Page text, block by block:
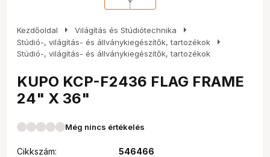
Kezdőoldal arrow_right Világítás és Stúdiótechnika arrow_right
Stúdió-, világítás- és állványkiegészítők, tartozékok arrow_right
Stúdió-, világítás- és állványkiegészítők, tartozékok
KUPO KCP-F2436 FLAG FRAME
24" X 36"
Még nincs értékelés
Cikkszám:
546466